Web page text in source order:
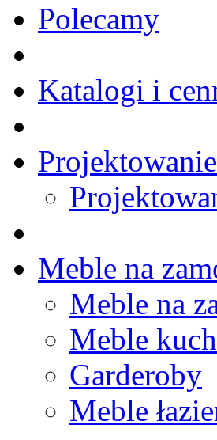
Polecamy
Katalogi i
Projektowanie
Meble na
Meble na
Meble
Garderoby
Meble